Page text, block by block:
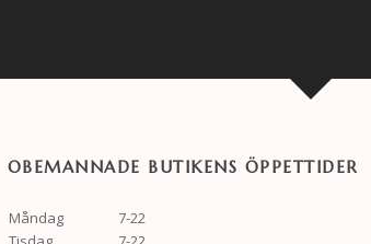
OBEMANNADE BUTIKENS ÖPPETTIDER
Måndag
7-22